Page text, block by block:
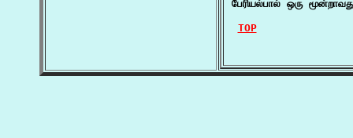
பேரியல்பால் ஒரு
TOP